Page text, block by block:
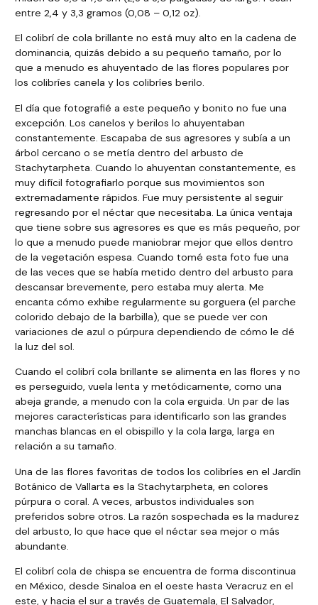
entre 2,4 y 3,3 gramos (0,08 – 0,12 oz).
El colibrí de cola brillante no está muy alto en la cadena de
dominancia, quizás debido a su pequeño tamaño, por lo
que a menudo es ahuyentado de las flores populares por
los colibríes canela y los colibríes berilo.
El día que fotografié a este pequeño y bonito no fue una
excepción. Los canelos y berilos lo ahuyentaban
constantemente. Escapaba de sus agresores y subía a un
árbol cercano o se metía dentro del arbusto de
Stachytarpheta. Cuando lo ahuyentan constantemente, es
muy difícil fotografiarlo porque sus movimientos son
extremadamente rápidos. Fue muy persistente al seguir
regresando por el néctar que necesitaba. La única ventaja
que tiene sobre sus agresores es que es más pequeño, por
lo que a menudo puede maniobrar mejor que ellos dentro
de la vegetación espesa. Cuando tomé esta foto fue una
de las veces que se había metido dentro del arbusto para
descansar brevemente, pero estaba muy alerta. Me
encanta cómo exhibe regularmente su gorguera (el parche
colorido debajo de la barbilla), que se puede ver con
variaciones de azul o púrpura dependiendo de cómo le dé
la luz del sol.
Cuando el colibrí cola brillante se alimenta en las flores y no
es perseguido, vuela lenta y metódicamente, como una
abeja grande, a menudo con la cola erguida. Un par de las
mejores características para identificarlo son las grandes
manchas blancas en el obispillo y la cola larga, larga en
relación a su tamaño.
Una de las flores favoritas de todos los colibríes en el Jardín
Botánico de Vallarta es la Stachytarpheta, en colores
púrpura o coral. A veces, arbustos individuales son
preferidos sobre otros. La razón sospechada es la madurez
del arbusto, lo que hace que el néctar sea mejor o más
abundante.
El colibrí cola de chispa se encuentra de forma discontinua
en México, desde Sinaloa en el oeste hasta Veracruz en el
este, y hacia el sur a través de Guatemala, El Salvador,